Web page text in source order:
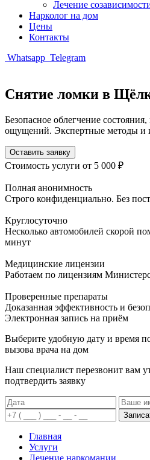
Лечение
Нарколог на дом
Цены
Контакты
Whatsapp Telegram
Снятие ломки в
Безопасное облегчение
ощущений. Экспертные методы и
Оставить заявку
Стоимость услуги от 5 000 ₽
Полная анонимность
Строго конфиденциально. Без
Круглосуточно
Несколько автомобилей скорой
минут
Медицинские лицензии
Работаем по лицензиям
Проверенные препараты
Доказанная эффективность и
Электронная запись на приём
Выберите удобную дату и время
вызова врача на дом
Наш специалист перезвонит вам
подтвердить заявку
Главная
Услуги
Лечение наркомании